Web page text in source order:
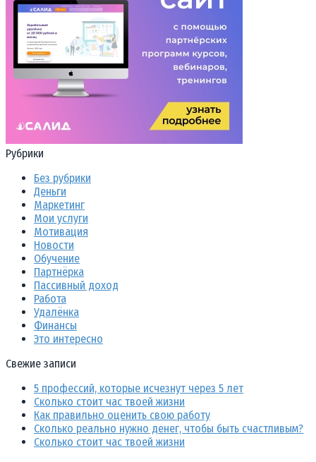
Рубрики
Без рубрики
Деньги
Маркетинг
Мои услуги
Мотивация
Новости
Обучение
Партнёрка
Пассивный доход
Работа
Удалёнка
Финансы
Это интересно
Свежие записи
5 профессий, которые исчезнут через 5 лет
Сколько стоит час твоей жизни
Как правильно оценить свою работу
Сколько реально нужно денег, чтобы быть счастливым?
Сколько стоит час твоей жизни